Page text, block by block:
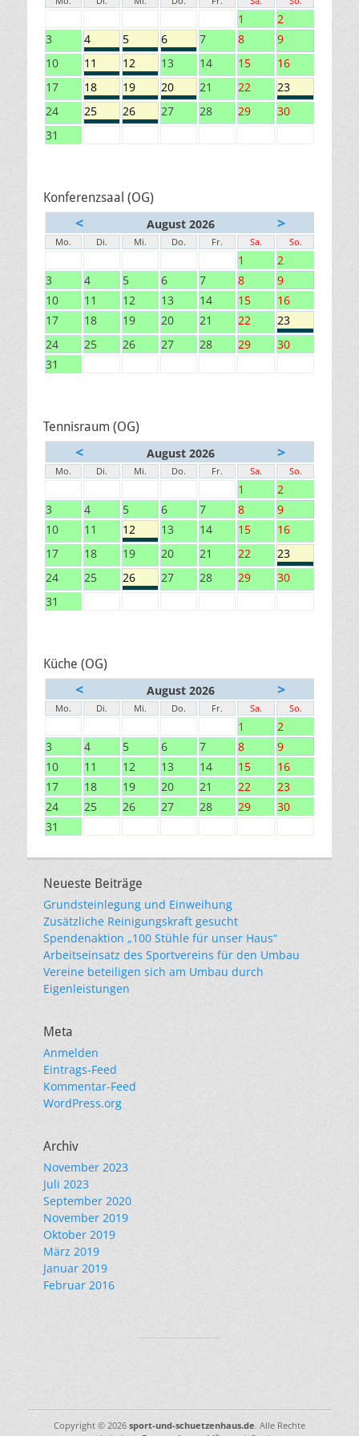
1
2
3
4 5 6 7 8
9
10
11 12 13 14 15
16
17
18 19 20 21 22
23
24
25 26 27 28 29
30
31
Konferenzsaal (OG)
< August 2026 >
Mo. Di. Mi. Do. Fr. Sa. So.
1
2
3
4 5 6 7 8
9
10
11 12 13 14 15
16
17
18 19 20 21 22
23
24
25 26 27 28 29
30
31
Tennisraum (OG)
< August 2026 >
Mo. Di. Mi. Do. Fr. Sa. So.
1
2
3
4 5 6 7 8
9
10
11 12 13 14 15
16
17
18 19 20 21 22
23
24
25 26 27 28 29
30
31
Küche (OG)
< August 2026 >
Mo. Di. Mi. Do. Fr. Sa. So.
1
2
3
4 5 6 7 8
9
10
11 12 13 14 15
16
17
18 19 20 21 22
23
24
25 26 27 28 29
30
31
Neueste Beiträge
Grundsteinlegung und Einweihung
Zusätzliche Reinigungskraft gesucht
Spendenaktion „100 Stühle für unser Haus“
Arbeitseinsatz des Sportvereins für den Umbau
Vereine beteiligen sich am Umbau durch
Eigenleistungen
Meta
Anmelden
Eintrags-Feed
Kommentar-Feed
WordPress.org
Archiv
November 2023
Juli 2023
September 2020
November 2019
Oktober 2019
März 2019
Januar 2019
Februar 2016
Copyright © 2026 sport-und-schuetzenhaus.de. Alle Rechte